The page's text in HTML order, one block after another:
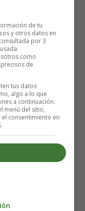
por humanos y
muy listo, como
así que empezó a
poder extraer
pesados molinos
hombre ha
más modernas
se golpean las
las ramas o
de tu
y otros datos en
por 3
como
de
tus datos
algo a lo que
a continuación.
menú del sitio,
consentimiento en